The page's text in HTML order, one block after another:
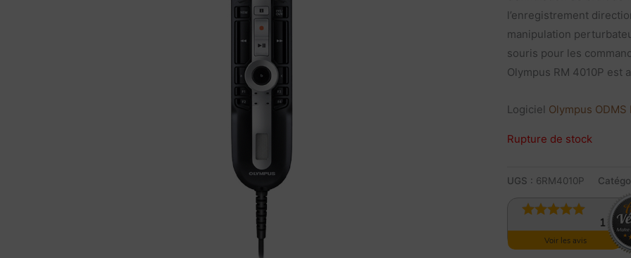
l’enregistrement
manipulation
souris pour les
Olympus RM 4010P est
Logiciel Olympus ODMS
Rupture de stock
UGS : 6RM4010P
1
Avis
Voir les avis